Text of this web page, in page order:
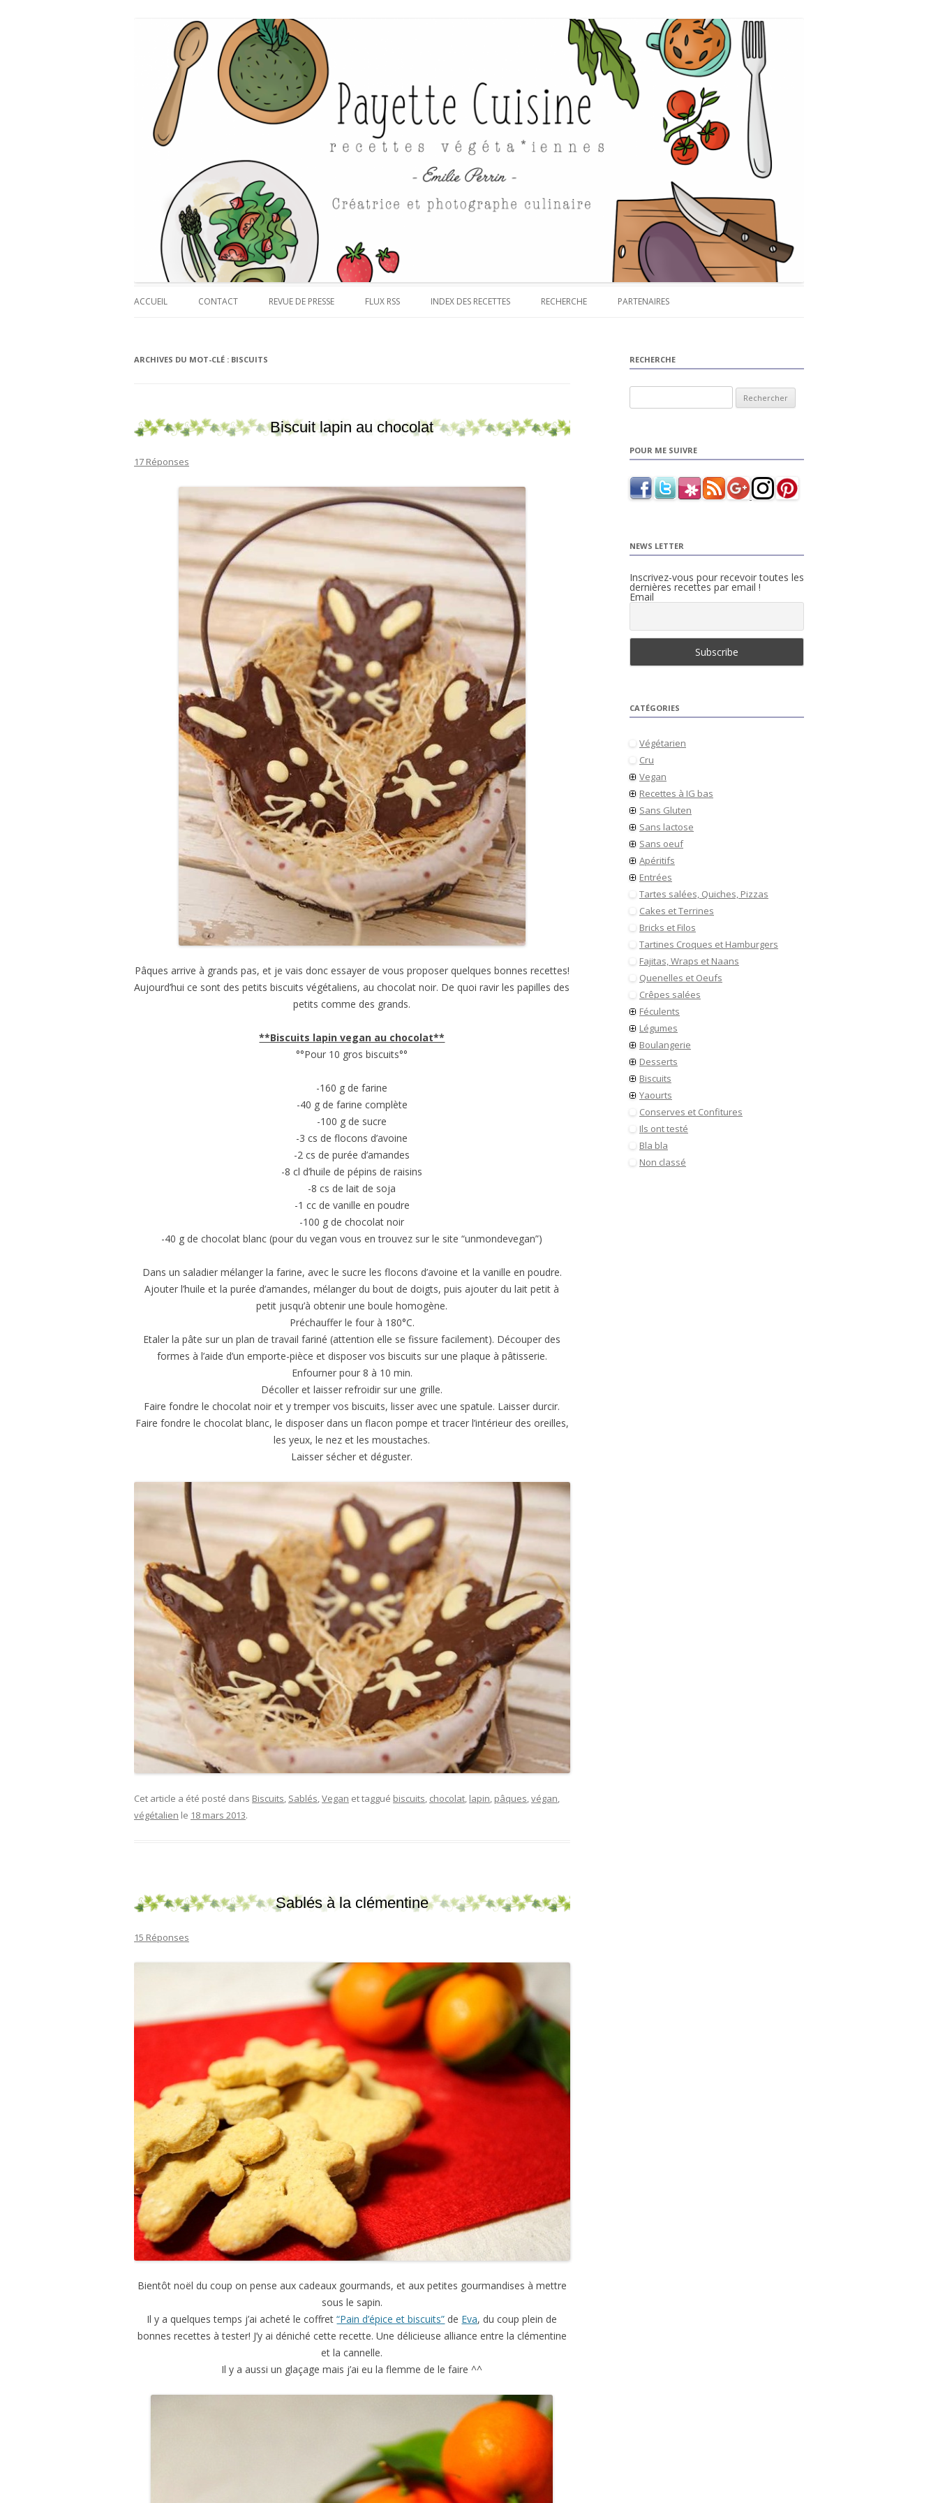
Payette cuisine
ACCUEIL CONTACT REVUE DE PRESSE FLUX RSS INDEX DES RECETTES RECHERCHE PARTENAIRES
ARCHIVES DU MOT-CLÉ : BISCUITS
Biscuit lapin au chocolat
17 Réponses
Pâques arrive à grands pas, et je vais donc essayer de vous proposer quelques bonnes recettes!
Aujourd’hui ce sont des petits biscuits végétaliens, au chocolat noir. De quoi ravir les papilles des
petits comme des grands.
**Biscuits lapin vegan au chocolat**
°°Pour 10 gros biscuits°°
-160 g de farine
-40 g de farine complète
-100 g de sucre
-3 cs de flocons d’avoine
-2 cs de purée d’amandes
-8 cl d’huile de pépins de raisins
-8 cs de lait de soja
-1 cc de vanille en poudre
-100 g de chocolat noir
-40 g de chocolat blanc (pour du vegan vous en trouvez sur le site “unmondevegan”)
Dans un saladier mélanger la farine, avec le sucre les flocons d’avoine et la vanille en poudre.
Ajouter l’huile et la purée d’amandes, mélanger du bout de doigts, puis ajouter du lait petit à
petit jusqu’à obtenir une boule homogène.
Préchauffer le four à 180°C.
Etaler la pâte sur un plan de travail fariné (attention elle se fissure facilement). Découper des
formes à l’aide d’un emporte-pièce et disposer vos biscuits sur une plaque à pâtisserie.
Enfourner pour 8 à 10 min.
Décoller et laisser refroidir sur une grille.
Faire fondre le chocolat noir et y tremper vos biscuits, lisser avec une spatule. Laisser durcir.
Faire fondre le chocolat blanc, le disposer dans un flacon pompe et tracer l’intérieur des oreilles,
les yeux, le nez et les moustaches.
Laisser sécher et déguster.
Cet article a été posté dans Biscuits, Sablés,Vegan et taggué biscuits, chocolat, lapin, pâques,végan,
végétalien le 18 mars 2013.
Sablés à la clémentine
15 Réponses
Bientôt noël du coup on pense aux cadeaux gourmands, et aux petites gourmandises à mettre
sous le sapin.
Il y a quelques temps j’ai acheté le coffret“Pain d’épice et biscuits” de Eva, du coup plein de
bonnes recettes à tester! J’y ai déniché cette recette. Une délicieuse alliance entre la clémentine
et la cannelle.
Il y a aussi un glaçage mais j’ai eu la flemme de le faire ^^
RECHERCHE
POUR ME SUIVRE
NEWS LETTER
Inscrivez-vous pour recevoir toutes les
dernières recettes par email !
Email
CATÉGORIES
Végétarien
Cru
Vegan
Recettes à IG bas
Sans Gluten
Sans lactose
Sans oeuf
Apéritifs
Entrées
Tartes salées, Quiches, Pizzas
Cakes et Terrines
Bricks et Filos
Tartines Croques et Hamburgers
Fajitas, Wraps et Naans
Quenelles et Oeufs
Crêpes salées
Féculents
Légumes
Boulangerie
Desserts
Biscuits
Yaourts
Conserves et Confitures
Ils ont testé
Bla bla
Non classé